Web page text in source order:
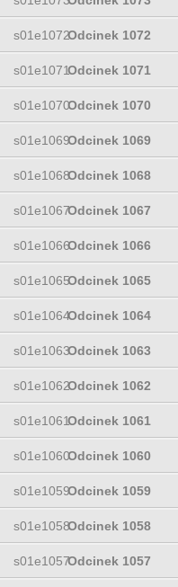
s01e1072Odcinek 1072
s01e1071Odcinek 1071
s01e1070Odcinek 1070
s01e1069Odcinek 1069
s01e1068Odcinek 1068
s01e1067Odcinek 1067
s01e1066Odcinek 1066
s01e1065Odcinek 1065
s01e1064Odcinek 1064
s01e1063Odcinek 1063
s01e1062Odcinek 1062
s01e1061Odcinek 1061
s01e1060Odcinek 1060
s01e1059Odcinek 1059
s01e1058Odcinek 1058
s01e1057Odcinek 1057